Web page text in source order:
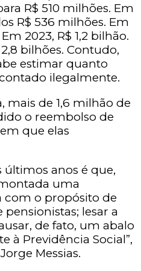
R$ 510 milhões. Em
R$ 536 milhões. Em
2023, R$ 1,2 bilhão.
bilhões. Contudo,
estimar quanto
ilegalmente.
mais de 1,6 milhão de
o reembolso de
que elas
últimos anos é que,
uma
o propósito de
lesar a
de fato, um abalo
à Previdência Social”,
Messias.